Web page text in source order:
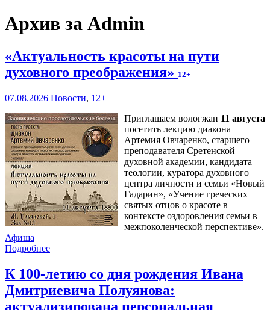
Архив за Admin
«Актуальность красоты на пути
духовного преображения» 12+
07.08.2026 Новости, 12+
Приглашаем вологжан 11 августа
посетить лекцию диакона
Артемия Овчаренко, старшего
преподавателя Сретенской
духовной академии, кандидата
теологии, куратора духовного
центра личности и семьи «Новый
Гадарин», «Учение греческих
святых отцов о красоте в
контексте оздоровления семьи в
межпоколенческой перспективе».
Афиша
Подробнее
К 100-летию со дня рождения Ивана
Дмитриевича Полуянова:
актуализирована персональная